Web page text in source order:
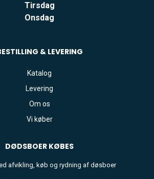
Tirsdag
Onsdag
& LEVERING
Katalog
Levering
Om os
Vi køber
DØDSBOER KØBES
afvikling, køb og rydning af døsboer